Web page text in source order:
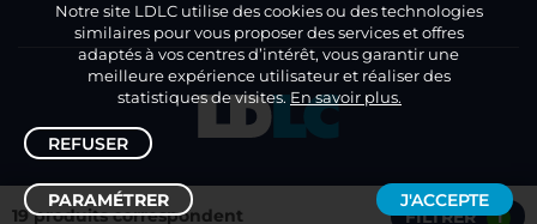
19 produits correspondent FILTRER 1
Notre site LDLC utilise des cookies ou des technologies
similaires pour vous proposer des services et offres
adaptés à vos centres d’intérêt, vous garantir une
meilleure expérience utilisateur et réaliser des
statistiques de visites.En savoir plus.
REFUSER
PARAMÉTRER J'ACCEPTE